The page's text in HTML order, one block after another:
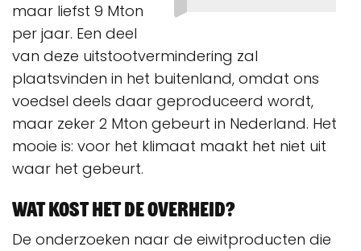
maar liefst 9 Mton
per jaar. Een deel
van deze uitstootvermindering zal
plaatsvinden in het buitenland, omdat ons
voedsel deels daar geproduceerd wordt,
maar zeker 2 Mton gebeurt in Nederland. Het
mooie is: voor het klimaat maakt het niet uit
waar het gebeurt.
Wat kost het de overheid?
De onderzoeken naar de eiwitproducten die